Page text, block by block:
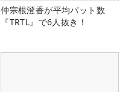
仲宗根澄香が平均パット数
『TRTL』で6人抜き！